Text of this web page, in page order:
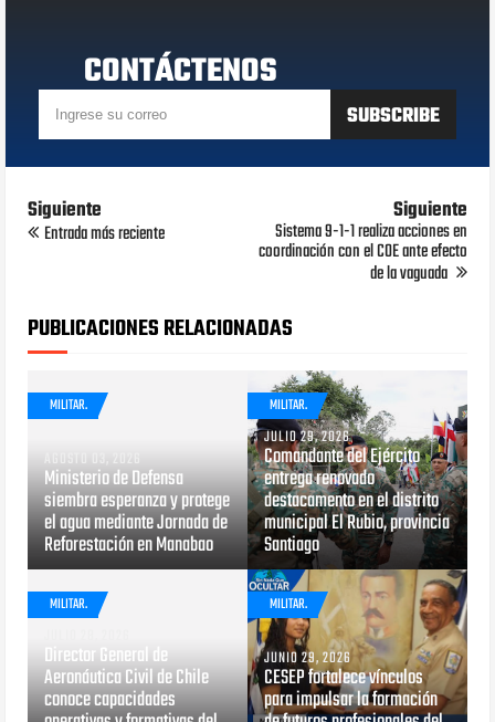
CONTÁCTENOS
Siguiente
Entrada más reciente
Siguiente
Sistema 9-1-1 realiza acciones en
coordinación con el COE ante efecto
de la vaguada
PUBLICACIONES RELACIONADAS
MILITAR.
AGOSTO 03, 2026
Ministerio de Defensa
siembra esperanza y protege
el agua mediante Jornada de
Reforestación en Manabao
MILITAR.
JULIO 29, 2026
Comandante del Ejército
entrega renovado
destacamento en el distrito
municipal El Rubio, provincia
Santiago
MILITAR.
Director General de
Aeronáutica Civil de Chile
conoce capacidades
MILITAR.
JUNIO 29, 2026
CESEP fortalece vínculos
para impulsar la formación